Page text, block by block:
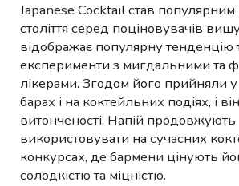
Japanese Cocktail став популярним
століття серед поціновувачів
відображає популярну тенденцію
експерименти з мигдальними та
лікерами. Згодом його прийняли
барах і на коктейльних подіях, і
витонченості. Напій продовжують
використовувати на сучасних
конкурсах, де бармени цінують
солодкістю та міцністю.